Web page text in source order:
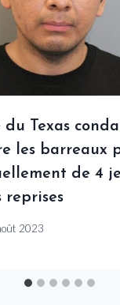
du Texas
les barreaux
de 4
reprises
2023